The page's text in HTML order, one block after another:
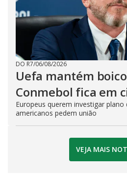
DO R7/06/08/2026
Uefa mantém
Conmebol fica em
Europeus querem investigar plano
americanos pedem união
VEJA MAIS